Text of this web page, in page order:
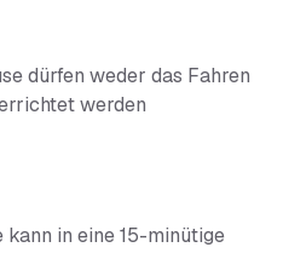
dürfen weder das Fahren
werden
kann in eine 15-minütige